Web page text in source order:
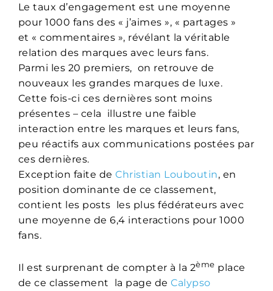
Le taux d’engagement est une moyenne
pour 1000 fans des « j’aimes », « partages »
et « commentaires », révélant la véritable
relation des marques avec leurs fans.
Parmi les 20 premiers, on retrouve de
nouveaux les grandes marques de luxe.
Cette fois-ci ces dernières sont moins
présentes – cela illustre une faible
interaction entre les marques et leurs fans,
peu réactifs aux communications postées par
ces dernières.
Exception faite deChristian Louboutin, en
position dominante de ce classement,
contient les posts les plus fédérateurs avec
une moyenne de 6,4 interactions pour 1000
fans.
Il est surprenant de compter à la 2ème place
de ce classement la page deCalypso